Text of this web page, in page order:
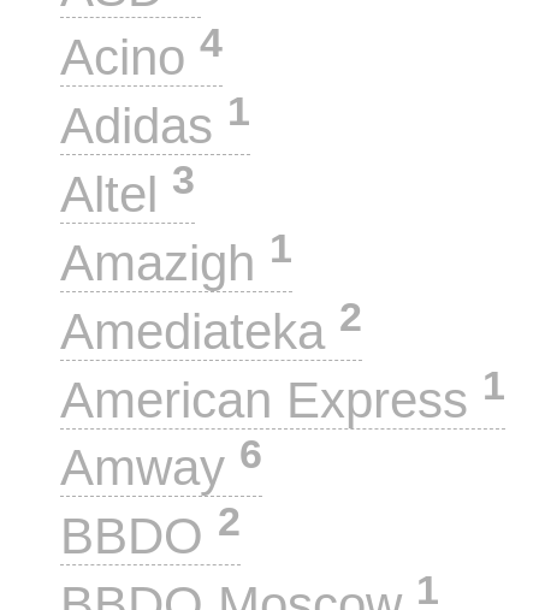
Acino 4
Adidas 1
Altel 3
Amazigh 1
Amediateka 2
American Express 1
Amway 6
BBDO 2
1